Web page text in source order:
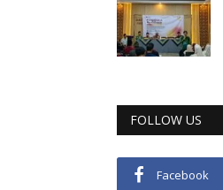
FOLLOW US
Facebook